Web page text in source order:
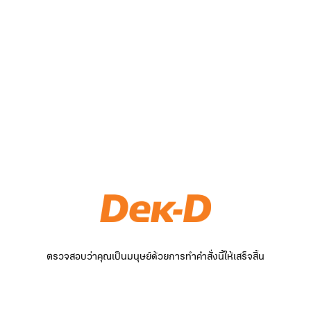
ตรวจสอบว่าคุณเป็นมนุษย์ด้วยการทำคำสั่งนี้ให้เสร็จสิ้น